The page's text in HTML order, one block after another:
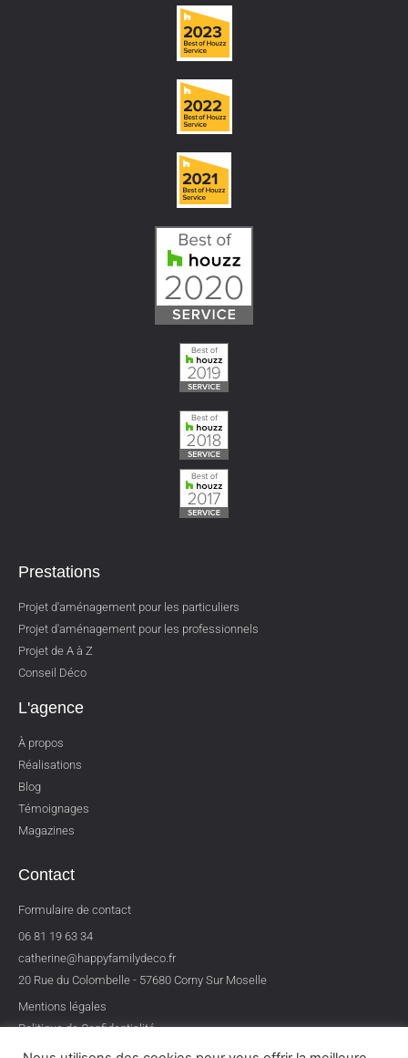
Prestations
Projet d'aménagement pour les particuliers
Projet d'aménagement pour les professionnels
Projet de A à Z
Conseil Déco
L'agence
À propos
Réalisations
Blog
Témoignages
Magazines
Contact
Formulaire de contact
06 81 19 63 34
catherine@happyfamilydeco.fr
20 Rue du Colombelle - 57680 Corny Sur Moselle
Mentions légales
Politique de Confidentialité